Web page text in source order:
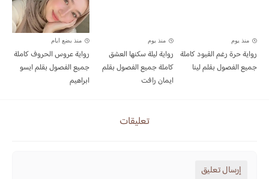
منذ يوم
رواية حرة رغم القيود كاملة
جميع الفصول بقلم لينا
منذ يوم
رواية ليلة سكنها العشق
كاملة جميع الفصول بقلم
ايمان رافت
منذ بضع ايام
رواية عروس الحروف كاملة
جميع الفصول بقلم ايسو
ابراهيم
تعليقات
إرسال تعليق